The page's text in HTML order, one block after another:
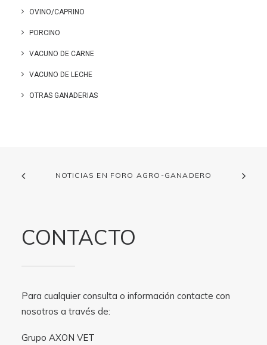
OVINO/CAPRINO
PORCINO
VACUNO DE CARNE
VACUNO DE LECHE
OTRAS GANADERIAS
NOTICIAS EN FORO AGRO-GANADERO
CONTACTO
Para cualquier consulta o información contacte con
nosotros a través de:
Grupo AXON VET